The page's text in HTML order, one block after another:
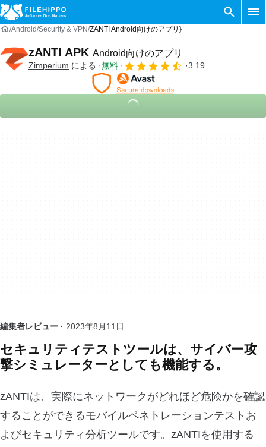
Android Security & VPN ZANTI Android向けのアプリ}
zANTI APK Android向けのアプリ
Zimperium による 無料 3.19
編集者レビュー · 2023年8月11日
セキュリティテストツールは、サイバー攻
撃シミュレーターとしても機能する。
zANTIは、実際にネットワークがどれほど危険かを確認
することができるモバイルペネトレーションテストお
よびセキュリティ分析ツールです。zANTIを使用する